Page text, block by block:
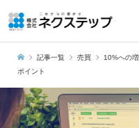
記事一覧 売買
10%への
ポイント